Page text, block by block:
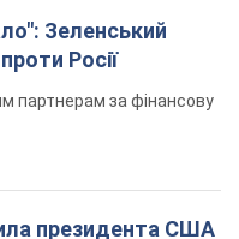
Зеленський
Росії
партнерам за фінансову
президента США